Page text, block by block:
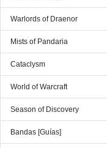
Warlords of Draenor
Mists of Pandaria
Cataclysm
World of Warcraft
Season of Discovery
Bandas [Guías]